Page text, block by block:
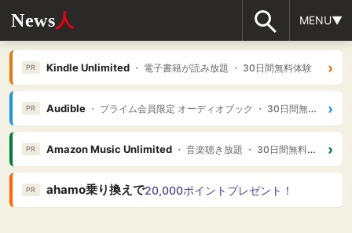
News人 MENU▼
PR Kindle Unlimited・ 電子書籍が読み放題 ・ 30日間無料体験 ›
PR Audible・ プライム会員限定 オーディオブック ・ 30日間無料体験 ›
PR Amazon Music Unlimited・ 音楽聴き放題 ・ 30日間無料体験 ›
PR ahamo乗り換えで20,000ポイントプレゼント！